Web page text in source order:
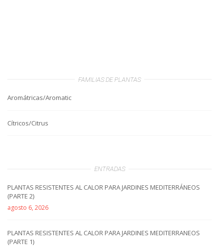
FAMILIAS DE PLANTAS
Aromátricas/Aromatic
Cítricos/Citrus
ENTRADAS
PLANTAS RESISTENTES AL CALOR PARA JARDINES MEDITERRÁNEOS
(PARTE 2)
agosto 6, 2026
PLANTAS RESISTENTES AL CALOR PARA JARDINES MEDITERRANEOS
(PARTE 1)